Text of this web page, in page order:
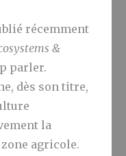
récemment
&
parler.
dès son titre,
la
agricole.